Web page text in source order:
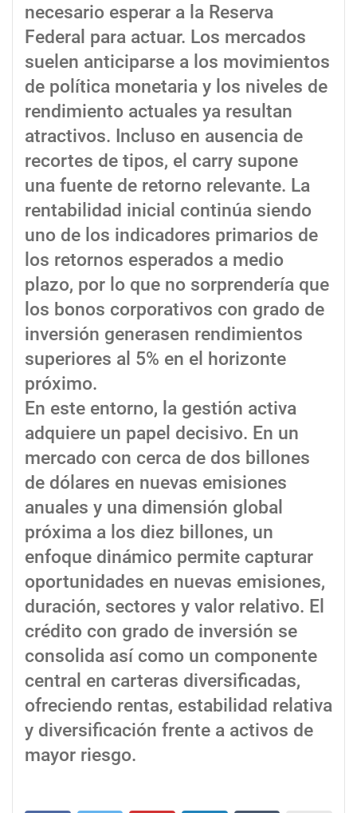
necesario esperar a la Reserva
Federal para actuar. Los mercados
suelen anticiparse a los movimientos
de política monetaria y los niveles de
rendimiento actuales ya resultan
atractivos. Incluso en ausencia de
recortes de tipos, el carry supone
una fuente de retorno relevante. La
rentabilidad inicial continúa siendo
uno de los indicadores primarios de
los retornos esperados a medio
plazo, por lo que no sorprendería que
los bonos corporativos con grado de
inversión generasen rendimientos
superiores al 5% en el horizonte
próximo.
En este entorno, la gestión activa
adquiere un papel decisivo. En un
mercado con cerca de dos billones
de dólares en nuevas emisiones
anuales y una dimensión global
próxima a los diez billones, un
enfoque dinámico permite capturar
oportunidades en nuevas emisiones,
duración, sectores y valor relativo. El
crédito con grado de inversión se
consolida así como un componente
central en carteras diversificadas,
ofreciendo rentas, estabilidad relativa
y diversificación frente a activos de
mayor riesgo.